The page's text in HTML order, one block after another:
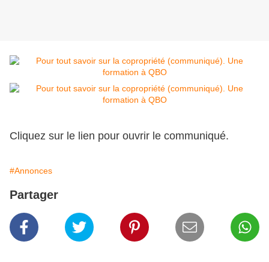
Cliquez sur le lien pour ouvrir le communiqué.
#Annonces
Partager